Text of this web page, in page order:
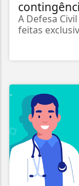
A Defesa
feitas